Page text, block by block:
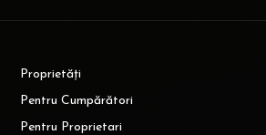
Proprietăți
Pentru Cumpărători
Pentru Proprietari